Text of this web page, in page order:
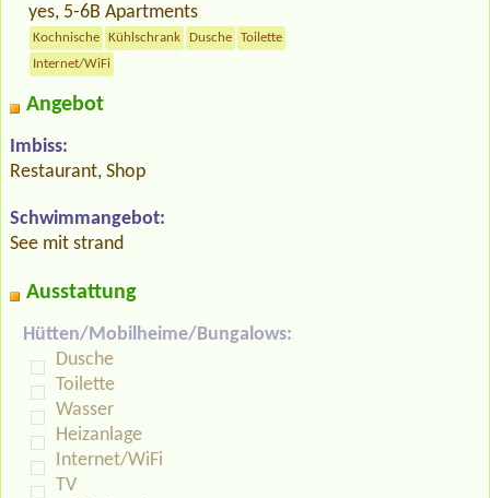
yes, 5-6B Apartments
Kochnische Kühlschrank Dusche
Toilette
Internet/WiFi
Angebot
Imbiss:
Restaurant, Shop
Schwimmangebot:
See mit strand
Ausstattung
Hütten/Mobilheime/Bungalows:
Dusche
Toilette
Wasser
Heizanlage
Internet/WiFi
TV